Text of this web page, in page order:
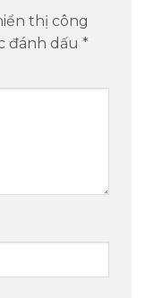
thị công
đánh dấu *